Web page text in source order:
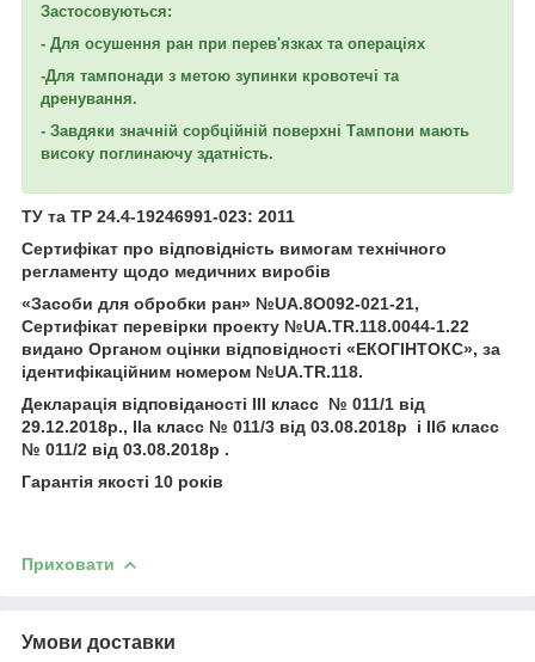
Застосовуються:
- Для осушення ран при перев'язках та операціях
-Для тампонади з метою зупинки кровотечі та
дренування.
- Завдяки значній сорбційній поверхні Тампони мають
високу поглинаючу здатність.
ТУ та ТР 24.4-19246991-023: 2011
Сертифікат про відповідність вимогам технічного
регламенту щодо медичних виробів
«Засоби для обробки ран» №UA.8O092-021-21,
Сертифікат перевірки проекту №UA.TR.118.0044-1.22
видано Органом оцінки відповідності «ЕКОГІНТОКС», за
ідентифікаційним номером №UA.TR.118.
Декларація відповіданості ІІІ класс № 011/1 від
29.12.2018р., ІІа класс № 011/3 від 03.08.2018р і ІІб класс
№ 011/2 від 03.08.2018р .
Гарантія якості 10 років
Приховати
Умови доставки